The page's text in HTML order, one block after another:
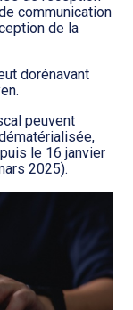
communication
de la
dorénavant
peuvent
le 16 janvier
2025).